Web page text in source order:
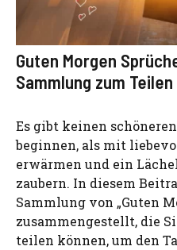
Guten Morgen
Sammlung zum
Es gibt keinen
beginnen, als mit
erwärmen und ein
zaubern. In diesem
Sammlung von „Guten
zusammengestellt, die
teilen können, um den